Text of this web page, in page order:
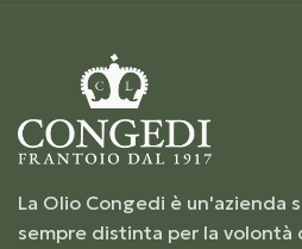
La Olio Congedi è un'azienda
sempre distinta per la volontà